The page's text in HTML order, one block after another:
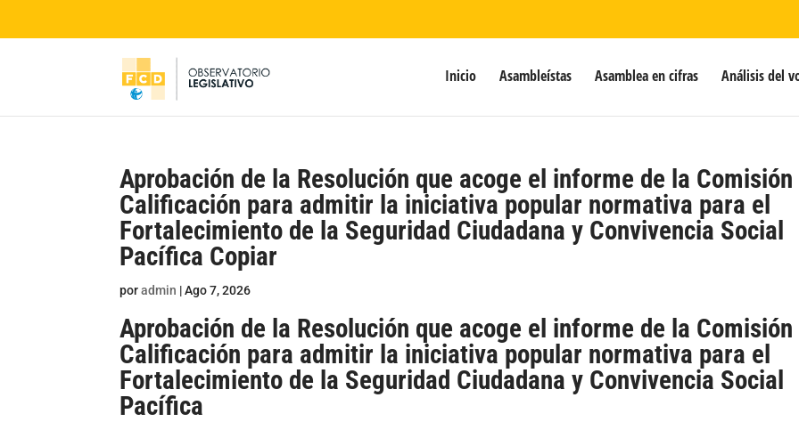
Inicio Asambleístas Asamblea en cifras Análisis del
Aprobación de la Resolución que acoge el informe de la Comisión
Calificación para admitir la iniciativa popular normativa para el
Fortalecimiento de la Seguridad Ciudadana y Convivencia Social
Pacífica Copiar
poradmin |Ago 7, 2026
Aprobación de la Resolución que acoge el informe de la Comisión
Calificación para admitir la iniciativa popular normativa para el
Fortalecimiento de la Seguridad Ciudadana y Convivencia Social
Pacífica